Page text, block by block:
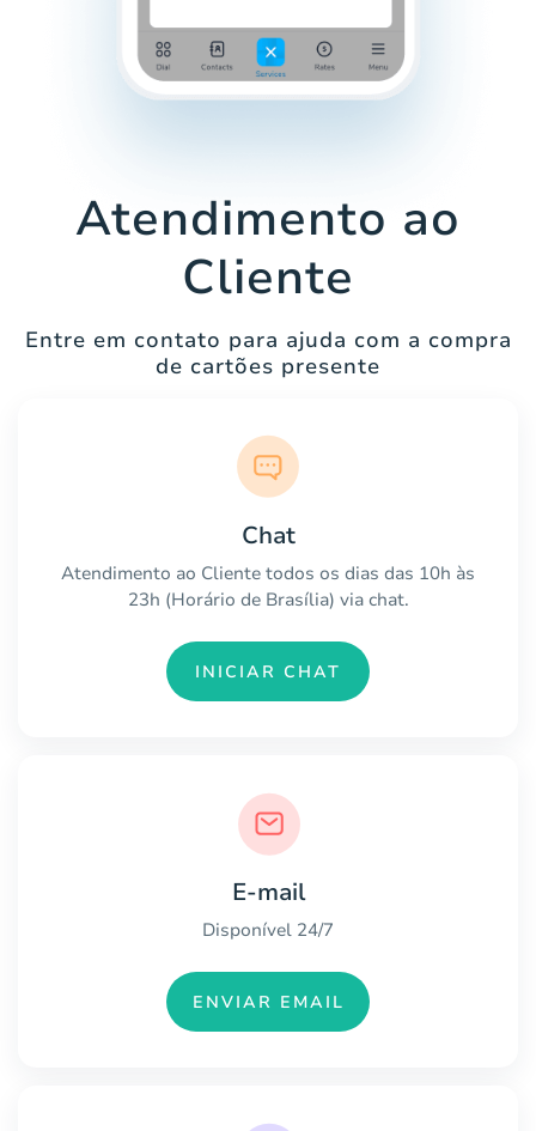
Atendimento ao
Cliente
Entre em contato para ajuda com a compra
de cartões presente
Chat
Atendimento ao Cliente todos os dias das 10h às
23h (Horário de Brasília) via chat.
INICIAR CHAT
E-mail
Disponível 24/7
ENVIAR EMAIL